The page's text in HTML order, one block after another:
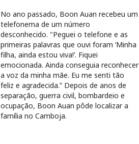
No ano passado, Boon Auan recebeu um
telefonema de um número
desconhecido. "Peguei o telefone e as
primeiras palavras que ouvi foram ‘Minha
filha, ainda estou viva!’. Fiquei
emocionada. Ainda conseguia reconhecer
a voz da minha mãe. Eu me senti tão
feliz e agradecida.” Depois de anos de
separação, guerra civil, bombardeio e
ocupação, Boon Auan pôde localizar a
família no Camboja.